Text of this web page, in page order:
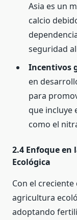
Asia es un
calcio
seguridad
Incentivos
en
para
que incluye
como el
2.4 Enfoque
Ecológica
Con el
agricultura
adoptando